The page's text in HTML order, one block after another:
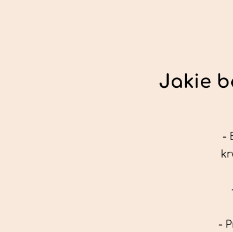
Jakie
-
-